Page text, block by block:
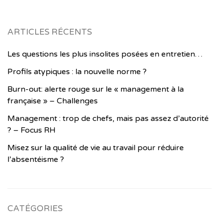
ARTICLES RÉCENTS
Les questions les plus insolites posées en entretien…
Profils atypiques : la nouvelle norme ?
Burn-out: alerte rouge sur le « management à la
française » – Challenges
Management : trop de chefs, mais pas assez d’autorité
? – Focus RH
Misez sur la qualité de vie au travail pour réduire
l’absentéisme ?
CATÉGORIES